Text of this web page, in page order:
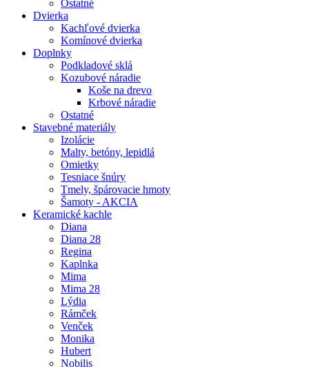
Ostatné
Dvierka
Kachľové dvierka
Komínové dvierka
Doplnky
Podkladové sklá
Kozubové náradie
Koše na drevo
Krbové náradie
Ostatné
Stavebné materiály
Izolácie
Malty, betóny, lepidlá
Omietky
Tesniace šnúry
Tmely, špárovacie hmoty
Šamoty - AKCIA
Keramické kachle
Diana
Diana 28
Regina
Kaplnka
Mima
Mima 28
Lýdia
Rámček
Venček
Monika
Hubert
Nobilis